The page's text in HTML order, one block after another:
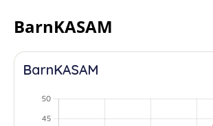
BarnKASAM